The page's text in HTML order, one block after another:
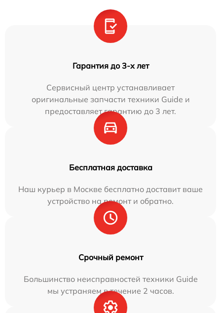
Гарантия до 3-х лет
Сервисный центр устанавливает
оригинальные запчасти техники Guide и
предоставляет гарантию до 3 лет.
Бесплатная доставка
Наш курьер в Москве бесплатно доставит ваше
устройство на ремонт и обратно.
Срочный ремонт
Большинство неисправностей техники Guide
мы устраняем в течение 2 часов.